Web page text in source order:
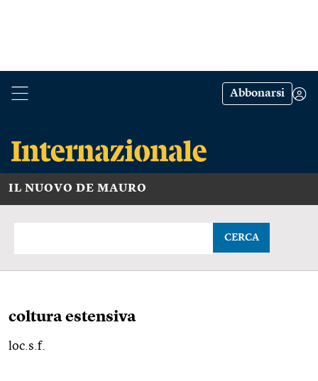
Abbonarsi
IL NUOVO DE MAURO
CERCA
coltura estensiva
loc.s.f.